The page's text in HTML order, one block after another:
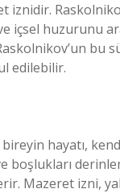
iznidir.
içsel huzurunu
bu
edilebilir.
hayatı,
boşlukları
Mazeret izni,